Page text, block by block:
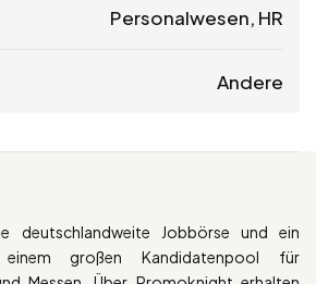
Personalwesen, HR
Andere
deutschlandweite Jobbörse und ein
großen Kandidatenpool für